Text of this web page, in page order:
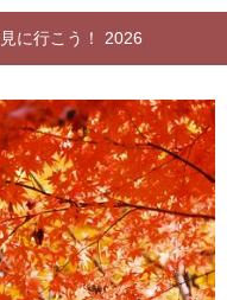
に行こう！ 2026